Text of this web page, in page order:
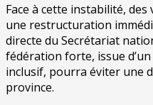
Face à cette instabilité,
une restructuration
directe du Secrétariat
fédération forte, issue
inclusif, pourra éviter une
province.